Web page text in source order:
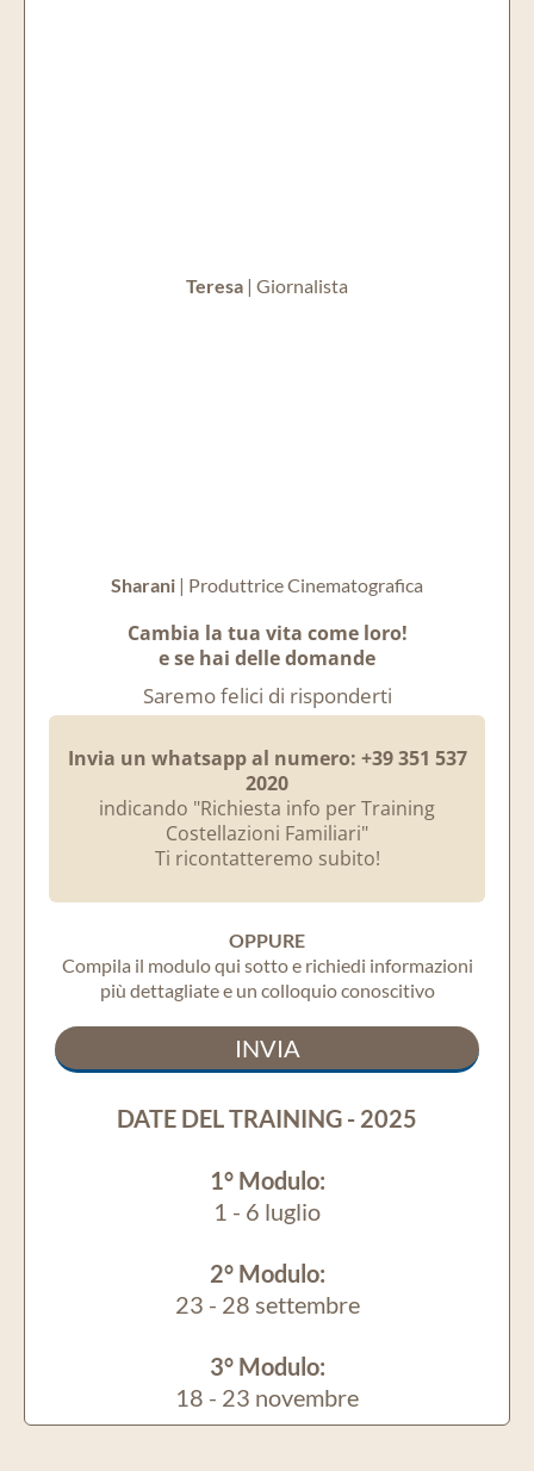
Teresa | Giornalista
Sharani | Produttrice Cinematografica
Cambia la tua vita come loro!
e se hai delle domande
Saremo felici di risponderti
Invia un whatsapp al numero: +39 351 537
2020
indicando "Richiesta info per Training
Costellazioni Familiari"
Ti ricontatteremo subito!
OPPURE
Compila il modulo qui sotto e richiedi informazioni
più dettagliate e un colloquio conoscitivo
INVIA
DATE DEL TRAINING - 2025
1° Modulo:
1 - 6 luglio
2° Modulo:
23 - 28 settembre
3° Modulo:
18 - 23 novembre